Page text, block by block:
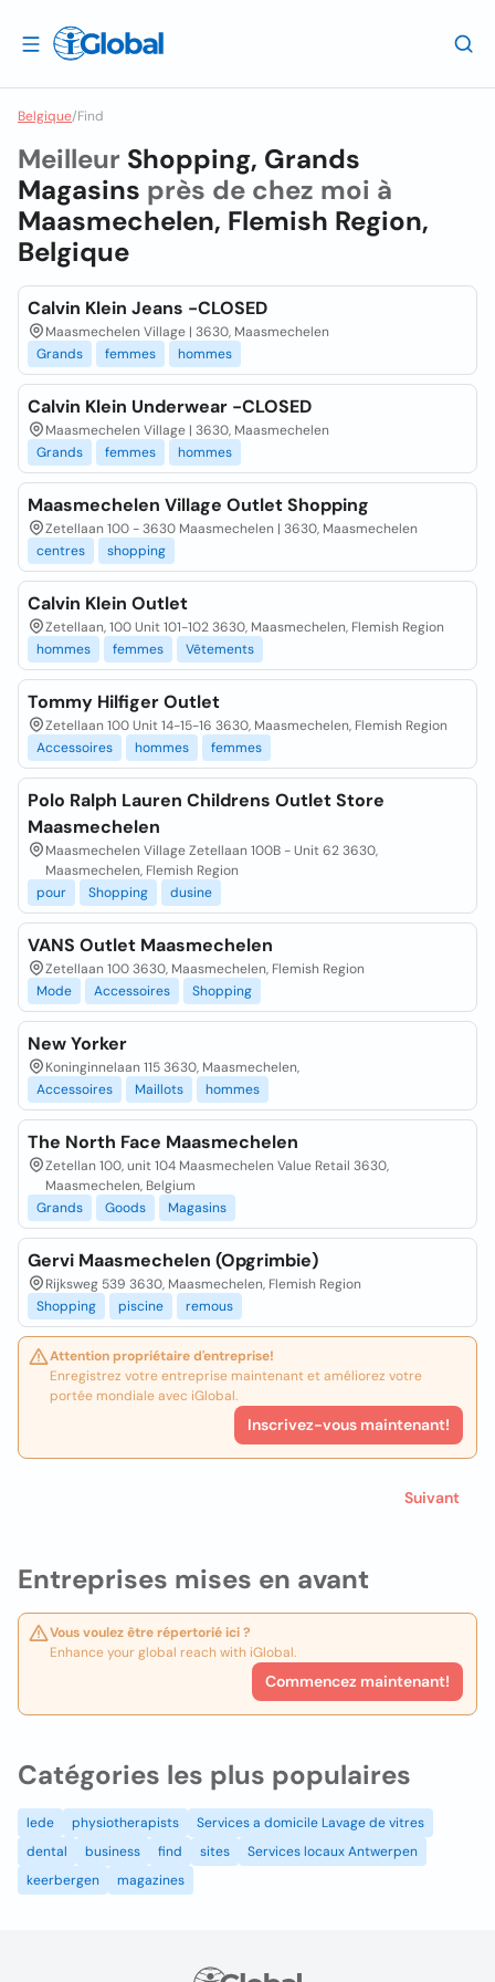
Belgique/Find
Entreprises mises en avant
Vous voulez être répertorié ici ?
Enhance your global reach with iGlobal.
Commencez maintenant!
Meilleur Shopping, Grands
Magasins près de chez moi à
Maasmechelen, Flemish Region,
Belgique
Calvin Klein Jeans -CLOSED
Maasmechelen Village | 3630, Maasmechelen
Grands
femmes hommes
Calvin Klein Underwear -CLOSED
Maasmechelen Village | 3630, Maasmechelen
Grands
femmes hommes
Maasmechelen Village Outlet Shopping
Zetellaan 100 - 3630 Maasmechelen | 3630, Maasmechelen
centres
shopping
Calvin Klein Outlet
Zetellaan, 100 Unit 101-102 3630, Maasmechelen, Flemish Region
hommes
femmes Vêtements
Tommy Hilfiger Outlet
Zetellaan 100 Unit 14-15-16 3630, Maasmechelen, Flemish Region
Accessoires
hommes femmes
Polo Ralph Lauren Childrens Outlet Store
Maasmechelen
Maasmechelen Village Zetellaan 100B - Unit 62 3630,
Maasmechelen, Flemish Region
pour
Shopping dusine
VANS Outlet Maasmechelen
Zetellaan 100 3630, Maasmechelen, Flemish Region
Mode
Accessoires Shopping
New Yorker
Koninginnelaan 115 3630, Maasmechelen,
Accessoires
Maillots hommes
The North Face Maasmechelen
Zetellan 100, unit 104 Maasmechelen Value Retail 3630,
Maasmechelen, Belgium
Grands
Goods Magasins
Gervi Maasmechelen (Opgrimbie)
Rijksweg 539 3630, Maasmechelen, Flemish Region
Shopping
piscine remous
Attention propriétaire d'entreprise!
Enregistrez votre entreprise maintenant et améliorez votre
portée mondiale avec iGlobal.
Inscrivez-vous maintenant!
Suivant
Catégories les plus populaires
lede physiotherapists
Services a domicile Lavage de vitres
dental
business find sites
Services locaux Antwerpen
keerbergen
magazines